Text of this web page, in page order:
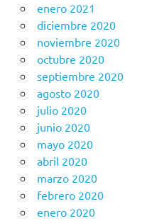
enero 2021
diciembre 2020
noviembre 2020
octubre 2020
septiembre 2020
agosto 2020
julio 2020
junio 2020
mayo 2020
abril 2020
marzo 2020
febrero 2020
enero 2020